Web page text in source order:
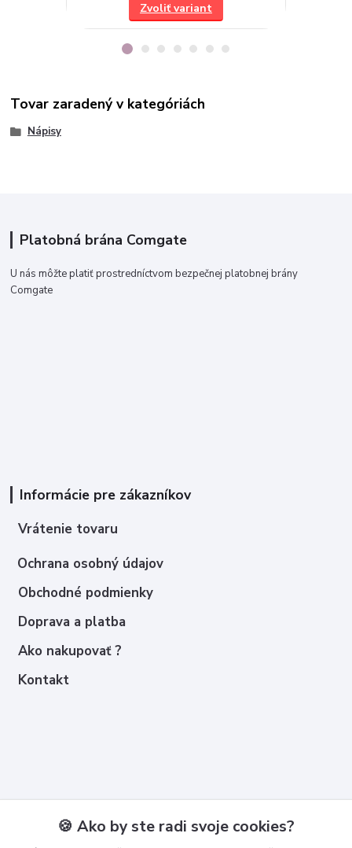
Zvoliť variant
Tovar zaradený v kategóriách
Nápisy
Platobná brána Comgate
U nás môžte platiť prostredníctvom bezpečnej platobnej brány
Comgate
Informácie pre zákazníkov
Vrátenie tovaru
Ochrana osobný údajov
Obchodné podmienky
Doprava a platba
Ako nakupovať ?
Kontakt
🍪 Ako by ste radi svoje cookies?